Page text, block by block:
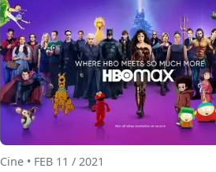
Cine • FEB 11 / 2021